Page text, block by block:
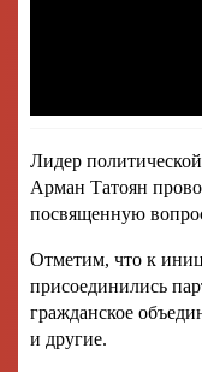
Лидер
Арман Татоян
посвященную
Отметим, что к
присоединились
гражданское
и другие.